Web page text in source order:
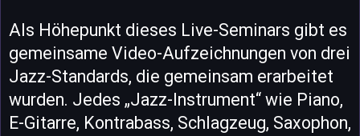
Als Höhepunkt dieses Live-Seminars gibt es
gemeinsame Video-Aufzeichnungen von drei
Jazz-Standards, die gemeinsam erarbeitet
wurden. Jedes „Jazz-Instrument“ wie Piano,
E-Gitarre, Kontrabass, Schlagzeug, Saxophon,